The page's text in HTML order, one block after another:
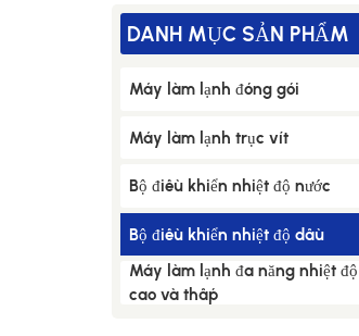
DANH MỤC SẢN PHẨM
Máy làm lạnh đóng gói
Máy làm lạnh trục vít
Bộ điều khiển nhiệt độ nước
Bộ điều khiển nhiệt độ dầu
Máy làm lạnh đa năng nhiệt độ
cao và thấp